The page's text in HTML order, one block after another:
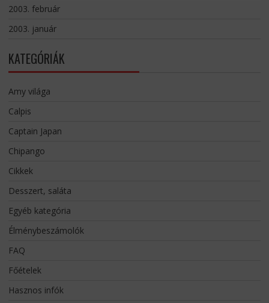
2003. február
2003. január
KATEGÓRIÁK
Amy világa
Calpis
Captain Japan
Chipango
Cikkek
Desszert, saláta
Egyéb kategória
Élménybeszámolók
FAQ
Főételek
Hasznos infók